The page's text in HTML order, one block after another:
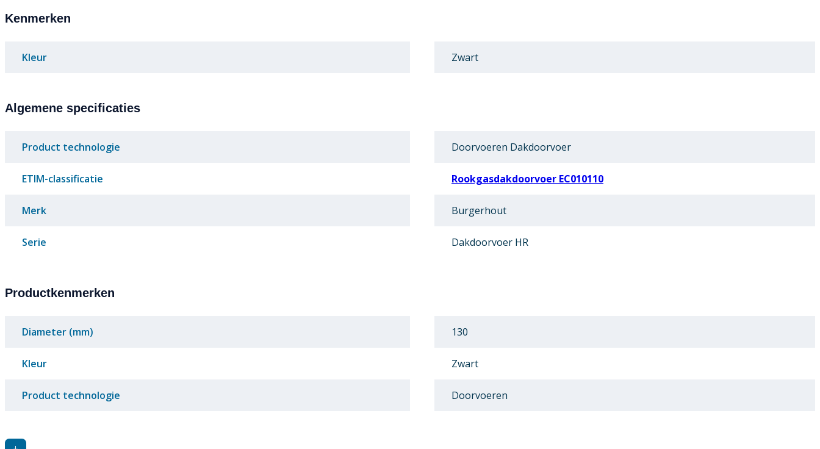
Kenmerken
Kleur Zwart
Algemene specificaties
Product technologie Doorvoeren Dakdoorvoer
ETIM-classificatie Rookgasdakdoorvoer EC010110
Merk Burgerhout
Serie Dakdoorvoer HR
Productkenmerken
Diameter (mm) 130
Kleur Zwart
Product technologie Doorvoeren